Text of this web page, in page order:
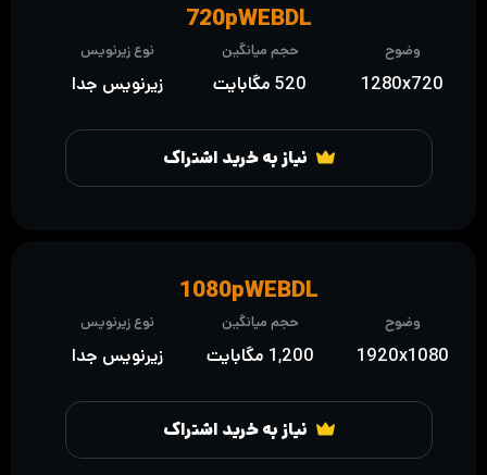
نیاز به خرید اشتراک
وضوح
1280x720
حجم میانگین
520 مگابایت
نوع زیرنویس
زیرنویس جدا
720pWEBDL
نیاز به خرید اشتراک
وضوح
1920x1080
حجم میانگین
1,200 مگابایت
نوع زیرنویس
زیرنویس جدا
1080pWEBDL